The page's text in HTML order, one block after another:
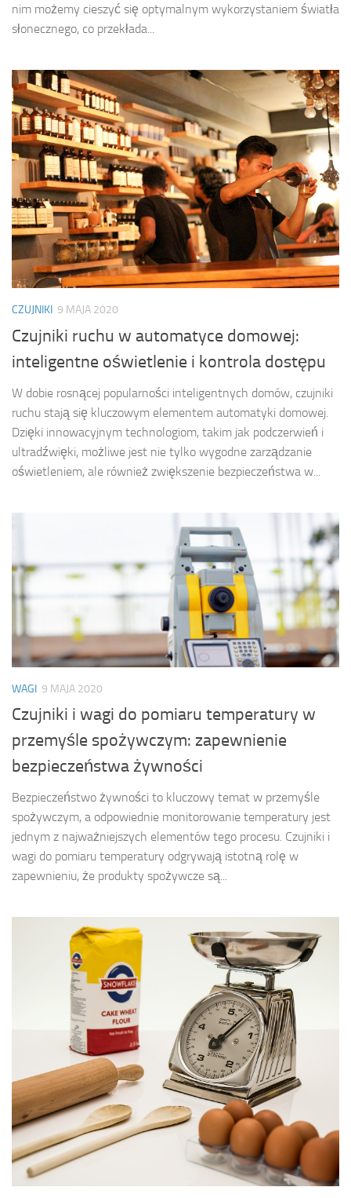
nim możemy cieszyć się optymalnym wykorzystaniem światła
słonecznego, co przekłada...
CZUJNIKI 9 MAJA 2020
Czujniki ruchu w automatyce domowej:
inteligentne oświetlenie i kontrola dostępu
W dobie rosnącej popularności inteligentnych domów, czujniki
ruchu stają się kluczowym elementem automatyki domowej.
Dzięki innowacyjnym technologiom, takim jak podczerwień i
ultradźwięki, możliwe jest nie tylko wygodne zarządzanie
oświetleniem, ale również zwiększenie bezpieczeństwa w...
WAGI 9 MAJA 2020
Czujniki i wagi do pomiaru temperatury w
przemyśle spożywczym: zapewnienie
bezpieczeństwa żywności
Bezpieczeństwo żywności to kluczowy temat w przemyśle
spożywczym, a odpowiednie monitorowanie temperatury jest
jednym z najważniejszych elementów tego procesu. Czujniki i
wagi do pomiaru temperatury odgrywają istotną rolę w
zapewnieniu, że produkty spożywcze są...